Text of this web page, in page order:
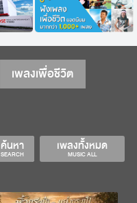
เพลงเพื่อชีวิต
เพลงทั้งหมด
MUSIC ALL
ค้นหา
SEARCH